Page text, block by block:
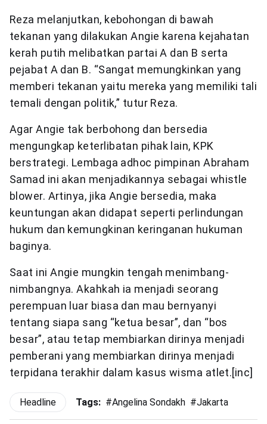
Reza melanjutkan, kebohongan di bawah
tekanan yang dilakukan Angie karena kejahatan
kerah putih melibatkan partai A dan B serta
pejabat A dan B. “Sangat memungkinkan yang
memberi tekanan yaitu mereka yang memiliki tali
temali dengan politik,” tutur Reza.
Agar Angie tak berbohong dan bersedia
mengungkap keterlibatan pihak lain, KPK
berstrategi. Lembaga adhoc pimpinan Abraham
Samad ini akan menjadikannya sebagai whistle
blower. Artinya, jika Angie bersedia, maka
keuntungan akan didapat seperti perlindungan
hukum dan kemungkinan keringanan hukuman
baginya.
Saat ini Angie mungkin tengah menimbang-
nimbangnya. Akahkah ia menjadi seorang
perempuan luar biasa dan mau bernyanyi
tentang siapa sang “ketua besar”, dan “bos
besar”, atau tetap membiarkan dirinya menjadi
pemberani yang membiarkan dirinya menjadi
terpidana terakhir dalam kasus wisma atlet.[inc]
Headline Tags: #Angelina Sondakh #Jakarta